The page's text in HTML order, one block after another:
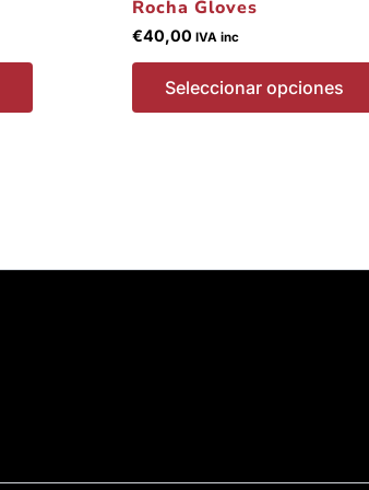
Rocha Gloves
€40,00 IVA inc
Seleccionar opciones